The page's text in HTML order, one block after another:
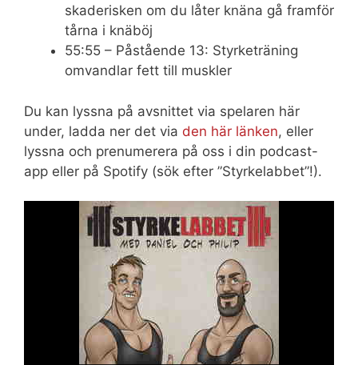
skaderisken om du låter knäna gå framför
tårna i knäböj
55:55 – Påstående 13: Styrketräning
omvandlar fett till muskler
Du kan lyssna på avsnittet via spelaren här
under, ladda ner det via den här länken, eller
lyssna och prenumerera på oss i din podcast-
app eller på Spotify (sök efter ”Styrkelabbet”!).